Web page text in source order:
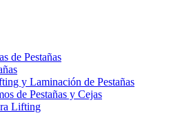
de Pestañas
y Laminación de Pestañas
de Pestañas y Cejas
Lifting